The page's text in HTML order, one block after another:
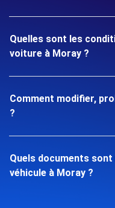
Quelles sont les
voiture à Moray ?
Comment modifier,
?
Quels documents
véhicule à Moray ?